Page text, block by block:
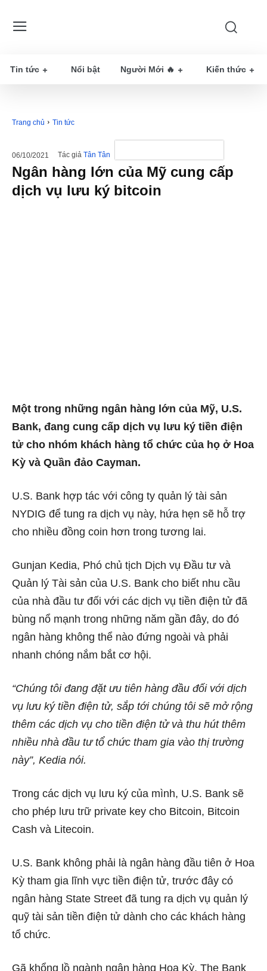
Tin tức Nổi bật Người Mới 🔥 Kiến thức
Trang chủ Tin tức
06/10/2021 Tác giả Tân Tân
Ngân hàng lớn của Mỹ cung cấp
dịch vụ lưu ký bitcoin
Một trong những ngân hàng lớn của Mỹ, U.S.
Bank, đang cung cấp dịch vụ lưu ký tiền điện
tử cho nhóm khách hàng tổ chức của họ ở Hoa
Kỳ và Quần đảo Cayman.
U.S. Bank hợp tác với công ty quản lý tài sản
NYDIG để tung ra dịch vụ này, hứa hẹn sẽ hỗ trợ
cho nhiều đồng coin hơn trong tương lai.
Gunjan Kedia, Phó chủ tịch Dịch vụ Đầu tư và
Quản lý Tài sản của U.S. Bank cho biết nhu cầu
của nhà đầu tư đối với các dịch vụ tiền điện tử đã
bùng nổ mạnh trong những năm gần đây, do đó
ngân hàng không thể nào đứng ngoài và phải
nhanh chóng nắm bắt cơ hội.
“Chúng tôi đang đặt ưu tiên hàng đầu đối với dịch
vụ lưu ký tiền điện tử, sắp tới chúng tôi sẽ mở rộng
thêm các dịch vụ cho tiền điện tử và thu hút thêm
nhiều nhà đầu tư tổ chức tham gia vào thị trường
này”, Kedia nói.
Trong các dịch vụ lưu ký của mình, U.S. Bank sẽ
cho phép lưu trữ private key cho Bitcoin, Bitcoin
Cash và Litecoin.
U.S. Bank không phải là ngân hàng đầu tiên ở Hoa
Kỳ tham gia lĩnh vực tiền điện tử, trước đây có
ngân hàng State Street đã tung ra dịch vụ quản lý
quỹ tài sản tiền điện tử dành cho các khách hàng
tổ chức.
Gã khổng lồ ngành ngân hàng Hoa Kỳ, The Bank